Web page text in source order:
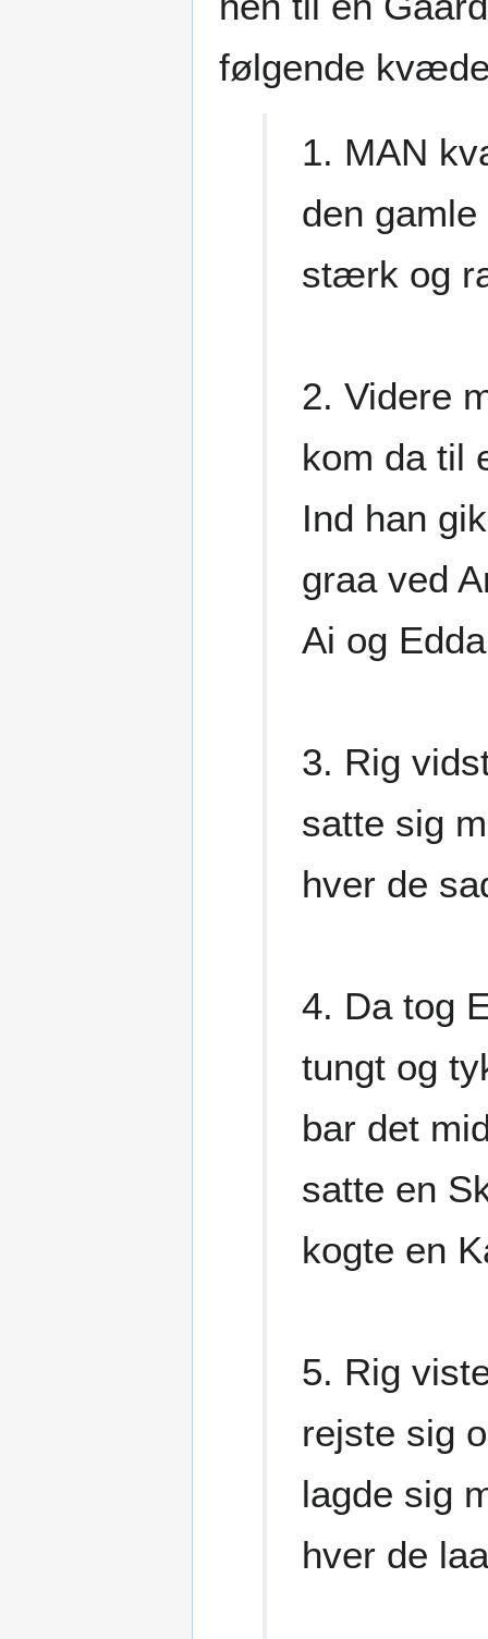
følgende
1. MAN
den
stærk og
2. Videre
kom da til
Ind han
graa ved
Ai og Edda
3. Rig
satte sig
hver de
4. Da tog
tungt og
bar det
satte en
kogte en
5. Rig
rejste sig
lagde sig
hver de